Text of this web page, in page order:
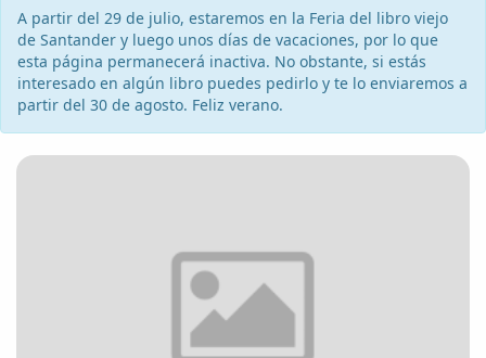
A partir del 29 de julio, estaremos en la Feria del libro viejo
de Santander y luego unos días de vacaciones, por lo que
esta página permanecerá inactiva. No obstante, si estás
interesado en algún libro puedes pedirlo y te lo enviaremos a
partir del 30 de agosto. Feliz verano.